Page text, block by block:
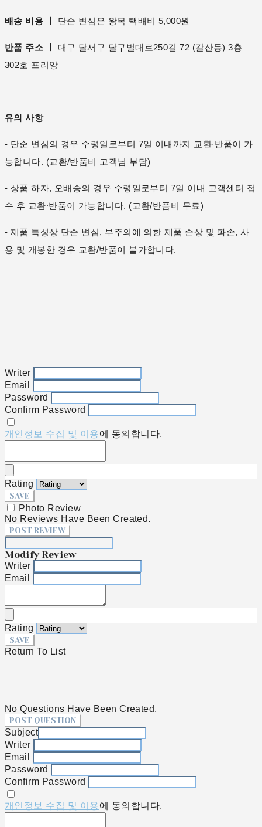
배송 비용 ㅣ 단순 변심은 왕복 택배비 5,000원
반품 주소 ㅣ 대구 달서구 달구벌대로250길 72 (갈산동) 3층
302호 프리앙
유의 사항
- 단순 변심의 경우 수령일로부터 7일 이내까지 교환∙반품이 가
능합니다. (교환/반품비 고객님 부담)
- 상품 하자, 오배송의 경우 수령일로부터 7일 이내 고객센터 접
수 후 교환∙반품이 가능합니다. (교환/반품비 무료)
- 제품 특성상 단순 변심, 부주의에 의한 제품 손상 및 파손, 사
용 및 개봉한 경우 교환/반품이 불가합니다.
Writer
Email
Password
Confirm Password
개인정보 수집 및 이용에 동의합니다.
Rating
SAVE
Photo Review
No Reviews Have Been Created.
POST REVIEW
Modify Review
Writer
Email
Rating
SAVE
Return To List
No Questions Have Been Created.
POST QUESTION
Subject
Writer
Email
Password
Confirm Password
개인정보 수집 및 이용에 동의합니다.